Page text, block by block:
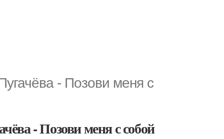
- Позови меня с
- Позови меня с собой